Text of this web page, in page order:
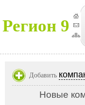
Регион 9
Добавить
Новые